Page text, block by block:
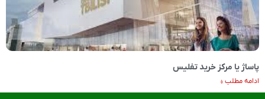
پاساژ یا مرکز خرید تفلیس
ادامه مطلب »